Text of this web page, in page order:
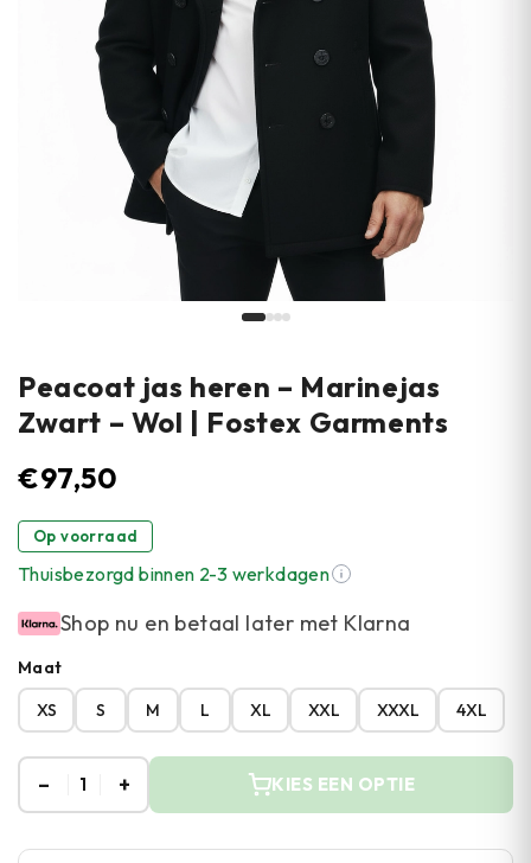
Peacoat jas heren – Marinejas
Zwart – Wol | Fostex Garments
€97,50
Op voorraad
Thuisbezorgd binnen 2-3 werkdagen
Shop nu en betaal later met Klarna
Maat
XS
S M L XL XXL XXXL 4XL
– 1 + KIES EEN OPTIE